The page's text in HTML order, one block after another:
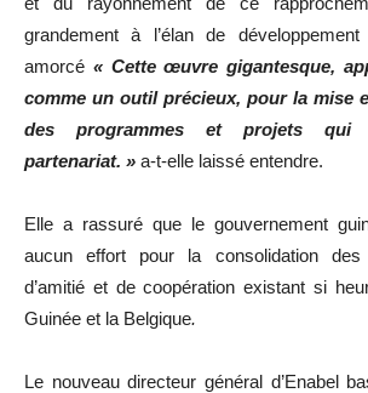
grandement à l’élan de
amorcé « Cette œuvre gigantesque,
comme un outil précieux, pour la mise
des programmes et projets qui
partenariat. » a-t-elle laissé entendre.
Elle a rassuré que le gouvernement
aucun effort pour la consolidation des
d’amitié et de coopération existant si
Guinée et la Belgique.
Le nouveau directeur général d’Enabel